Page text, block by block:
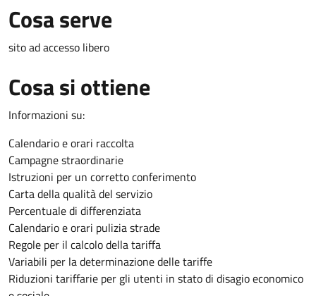
Cosa serve
sito ad accesso libero
Cosa si ottiene
Informazioni su:
Calendario e orari raccolta
Campagne straordinarie
Istruzioni per un corretto conferimento
Carta della qualità del servizio
Percentuale di differenziata
Calendario e orari pulizia strade
Regole per il calcolo della tariffa
Variabili per la determinazione delle tariffe
Riduzioni tariffarie per gli utenti in stato di disagio economico